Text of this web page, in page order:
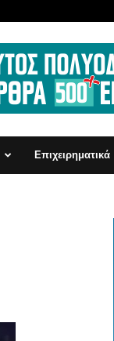
Επιχειρηματικά